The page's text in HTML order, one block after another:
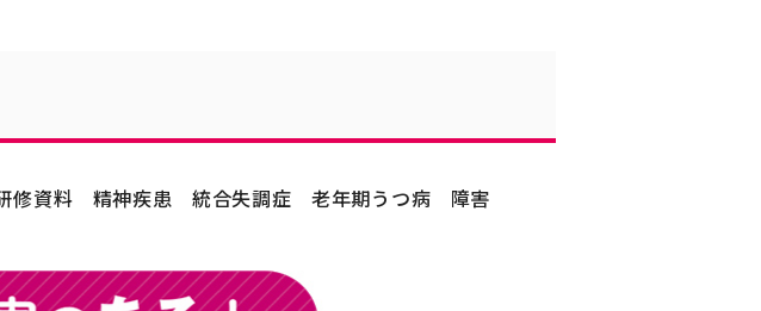
修資料 精神疾患 統合失調症 老年期うつ病 障害